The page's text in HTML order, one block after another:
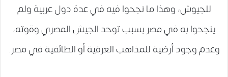
للجيوش، وهذا ما نجحوا فيه في عدة دول عربية ولم
ينجحوا به في مصر بسبب توحد الجيش المصري وقوته،
وعدم وجود أرضية للمذاهب العرقية أو الطائفية في مصر.